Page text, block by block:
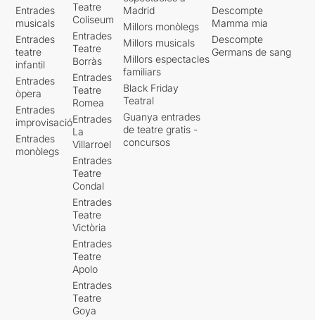
Entrades
musicals
Entrades
teatre
infantil
Entrades
òpera
Entrades
improvisació
Entrades
monòlegs
Teatre
Coliseum
Entrades
Teatre
Borràs
Entrades
Teatre
Romea
Entrades
La
Villarroel
Entrades
Teatre
Condal
Entrades
Teatre
Victòria
Entrades
Teatre
Apolo
Entrades
Teatre
Goya
Madrid
Millors monòlegs
Millors musicals
Millors espectacles
familiars
Black Friday
Teatral
Guanya entrades
de teatre gratis -
concursos
Descompte
Mamma mia
Descompte
Germans de sang